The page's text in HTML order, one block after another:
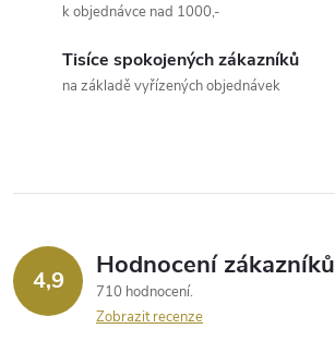
í
r
v
k objednávce nad 1000,-
Tisíce spokojených zákazníků
na základě vyřízených objednávek
4,9 Hodnocení zákazníků
710 hodnocení
Zobrazit recenze